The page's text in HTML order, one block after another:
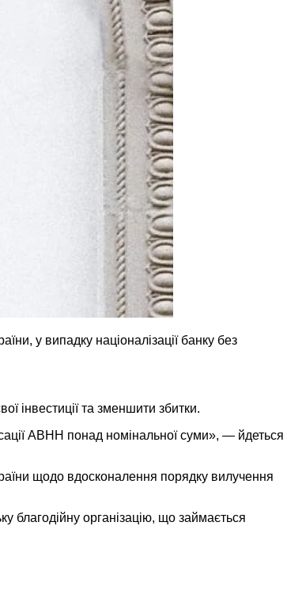
у випадку націоналізації банку без
інвестиції та зменшити збитки.
ABHH понад номінальної суми», — йдеться
щодо вдосконалення порядку вилучення
благодійну організацію, що займається